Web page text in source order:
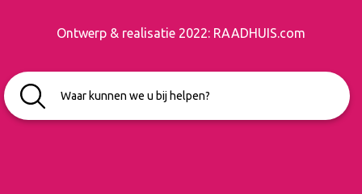
Ontwerp & realisatie 2022: RAADHUIS.com